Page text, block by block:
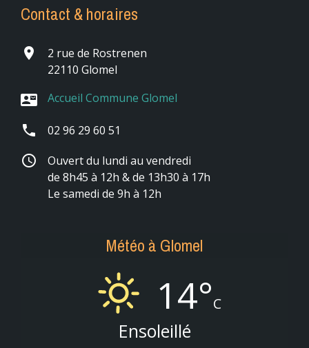
Contact & horaires
place
2 rue de Rostrenen
22110 Glomel
contact_mail Accueil Commune Glomel
phone 02 96 29 60 51
schedule
Ouvert du lundi au vendredi
de 8h45 à 12h & de 13h30 à 17h
Le samedi de 9h à 12h
Météo à Glomel
14°C
Ensoleillé